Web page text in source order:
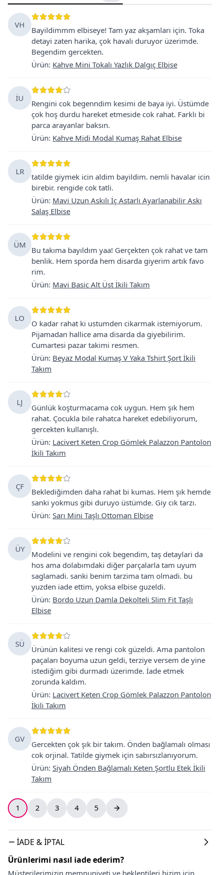
VH
Bayildimmm elbiseye! Tam yaz akşamları için. Toka
detayi zaten harika, çok havalı duruyor üzerimde.
Begendim gercekten.
Ürün: Kahve Mini Tokalı Yazlık Dalgıç Elbise
İU
Rengini cok begenndim kesimi de baya iyi. Üstümde
çok hoş durdu hareket etmeside cok rahat. Farklı bi
parca arayanlar baksın.
Ürün: Kahve Midi Modal Kumaş Rahat Elbise
LR
tatilde giymek icin aldim bayildim. nemli havalar icin
birebir. rengide cok tatli.
Ürün: Mavi Uzun Askılı İç Astarlı Ayarlanabilir Askı
Salaş Elbise
ÜM
Bu takıma bayıldım yaa! Gerçekten çok rahat ve tam
benlik. Hem sporda hem disarda giyerim artık favo
rim.
Ürün: Mavi Basic Alt Üst İkili Takım
LO
O kadar rahat ki ustumden cikarmak istemiyorum.
Pijamadan hallice ama disarda da giyebilirim.
Cumartesi pazar takimi resmen.
Ürün: Beyaz Modal Kumaş V Yaka Tshirt Şort İkili
Takım
LJ
Günlük koşturmacama cok uygun. Hem şık hem
rahat. Çocukla bile rahatca hareket edebiliyorum,
gercekten kullanışlı.
Ürün: Lacivert Keten Crop Gömlek Palazzon Pantolon
İkili Takım
ÇF
Beklediğimden daha rahat bi kumas. Hem şık hemde
sanki yokmus gibi duruyo üstümde. Giy cık tarzı.
Ürün: Sarı Mini Taşlı Ottoman Elbise
ÜY
Modelini ve rengini cok begendim, taş detaylari da
hos ama dolabımdaki diğer parçalarla tam uyum
saglamadi. sanki benim tarzima tam olmadi. bu
yuzden iade ettim, yoksa elbise guzeldi.
Ürün: Bordo Uzun Damla Dekolteli Slim Fit Taşlı
Elbise
SÜ
Ürünün kalitesi ve rengi cok güzeldi. Ama pantolon
paçaları boyuma uzun geldi, terziye versem de yine
istediğim gibi durmadı üzerimde. İade etmek
zorunda kaldım.
Ürün: Lacivert Keten Crop Gömlek Palazzon Pantolon
İkili Takım
GV
Gercekten çok şık bir takım. Önden bağlamalı olması
cok orjinal. Tatilde giymek için sabırsızlanıyorum.
Ürün: Siyah Önden Bağlamalı Keten Şortlu Etek İkili
Takım
1 2 3 4 5
İADE & İPTAL
Ürünlerimi nasıl iade ederim?
Müşterilerimizin memnuniyeti ve beklentileri bizim için